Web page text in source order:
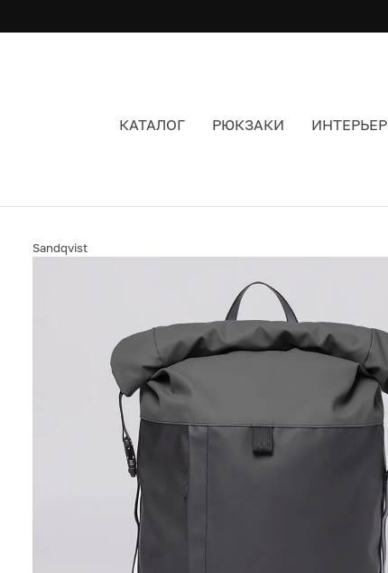
КАТАЛОГ РЮКЗАКИ ИНТЕРЬЕР
Sandqvist